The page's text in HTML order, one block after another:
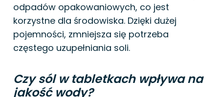
odpadów opakowaniowych, co jest
korzystne dla środowiska. Dzięki dużej
pojemności, zmniejsza się potrzeba
częstego uzupełniania soli.
Czy sól w tabletkach wpływa na
jakość wody?